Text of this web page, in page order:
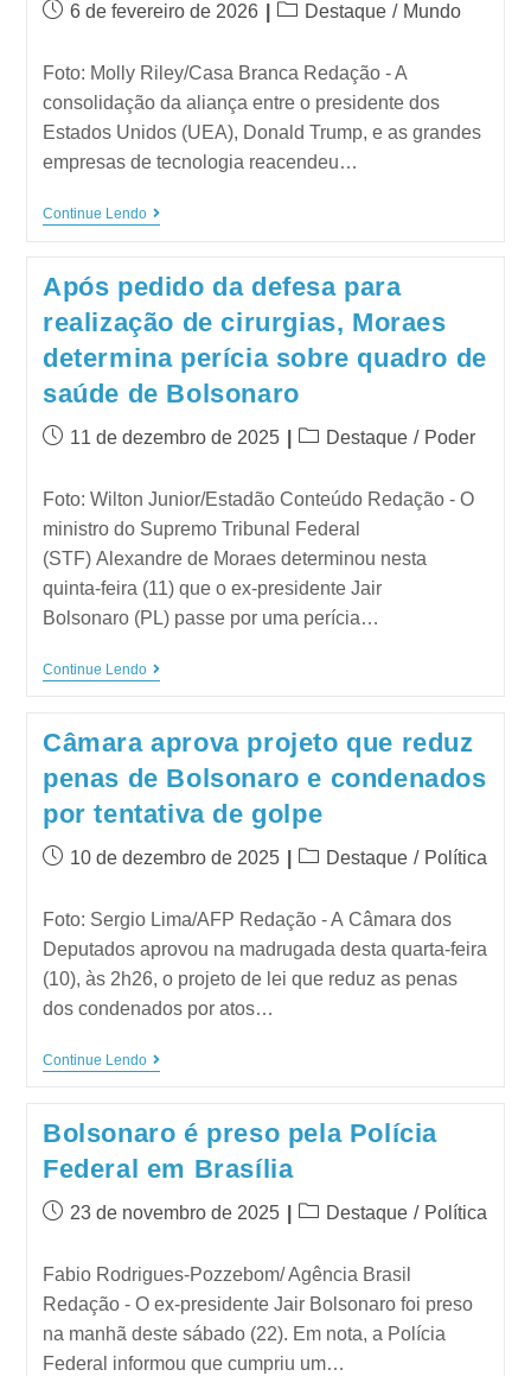
6 de fevereiro de 2026 Destaque / Mundo
Foto: Molly Riley/Casa Branca Redação - A
consolidação da aliança entre o presidente dos
Estados Unidos (UEA), Donald Trump, e as grandes
empresas de tecnologia reacendeu…
Continue Lendo
Após pedido da defesa para
realização de cirurgias, Moraes
determina perícia sobre quadro de
saúde de Bolsonaro
11 de dezembro de 2025 Destaque / Poder
Foto: Wilton Junior/Estadão Conteúdo Redação - O
ministro do Supremo Tribunal Federal
(STF) Alexandre de Moraes determinou nesta
quinta-feira (11) que o ex-presidente Jair
Bolsonaro (PL) passe por uma perícia…
Continue Lendo
Câmara aprova projeto que reduz
penas de Bolsonaro e condenados
por tentativa de golpe
10 de dezembro de 2025 Destaque / Política
Foto: Sergio Lima/AFP Redação - A Câmara dos
Deputados aprovou na madrugada desta quarta-feira
(10), às 2h26, o projeto de lei que reduz as penas
dos condenados por atos…
Continue Lendo
Bolsonaro é preso pela Polícia
Federal em Brasília
23 de novembro de 2025 Destaque / Política
Fabio Rodrigues-Pozzebom/ Agência Brasil
Redação - O ex-presidente Jair Bolsonaro foi preso
na manhã deste sábado (22). Em nota, a Polícia
Federal informou que cumpriu um…